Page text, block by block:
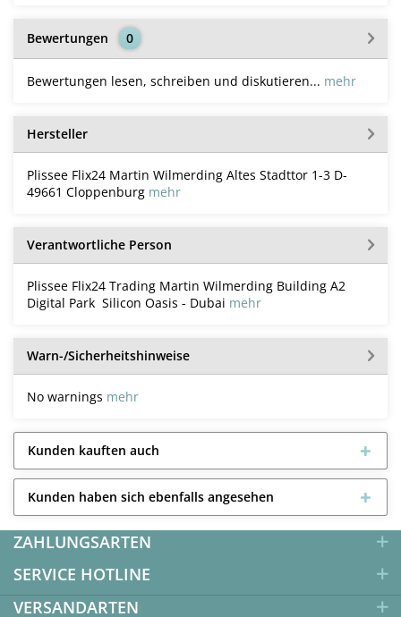
Bewertungen 0
Bewertungen lesen, schreiben und diskutieren... mehr
Hersteller
Plissee Flix24 Martin Wilmerding Altes Stadttor 1-3 D-
49661 Cloppenburg mehr
Verantwortliche Person
Plissee Flix24 Trading Martin Wilmerding Building A2
Digital Park Silicon Oasis - Dubai mehr
Warn-/Sicherheitshinweise
No warnings mehr
Kunden kauften auch
Kunden haben sich ebenfalls angesehen
ZAHLUNGSARTEN
SERVICE HOTLINE
VERSANDARTEN